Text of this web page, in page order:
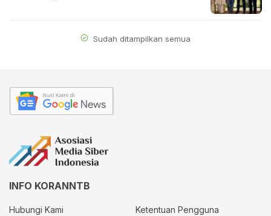
Sudah ditampilkan semua
INFO KORANNTB
Hubungi Kami
Ketentuan Pengguna